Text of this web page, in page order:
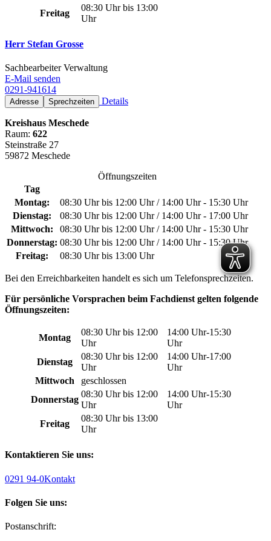
Freitag
08:30 Uhr bis 13:00
Uhr
Herr Stefan Grosse
Sachbearbeiter Verwaltung
E-Mail senden
0291-941614
Adresse Sprechzeiten Details
Kreishaus Meschede
Raum: 622
Steinstraße 27
59872 Meschede
Öffnungszeiten
Tag
Montag:
08:30 Uhr bis 12:00 Uhr / 14:00 Uhr - 15:30 Uhr
Dienstag:
08:30 Uhr bis 12:00 Uhr / 14:00 Uhr - 17:00 Uhr
Mittwoch:
08:30 Uhr bis 12:00 Uhr / 14:00 Uhr - 15:30 Uhr
Donnerstag: 08:30 Uhr bis 12:00 Uhr / 14:00 Uhr - 15:30 Uhr
Freitag:
08:30 Uhr bis 13:00 Uhr
Bei den Erreichbarkeiten handelt es sich um Telefonsprechzeiten.
Für persönliche Vorsprachen beim Fachdienst gelten folgende
Öffnungszeiten:
Montag
08:30 Uhr bis 12:00
Uhr
14:00 Uhr-15:30
Uhr
Dienstag
08:30 Uhr bis 12:00
Uhr
14:00 Uhr-17:00
Uhr
Mittwoch
geschlossen
Donnerstag
08:30 Uhr bis 12:00
Uhr
14:00 Uhr-15:30
Uhr
Freitag
08:30 Uhr bis 13:00
Uhr
Kontaktieren Sie uns:
0291 94-0Kontakt
Folgen Sie uns:
Postanschrift: